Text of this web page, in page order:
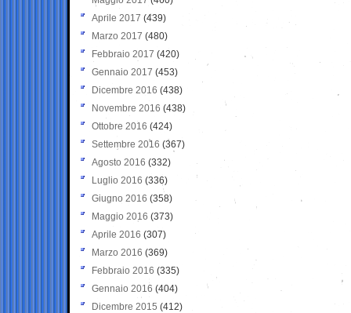
Aprile 2017 (439)
Marzo 2017 (480)
Febbraio 2017 (420)
Gennaio 2017 (453)
Dicembre 2016 (438)
Novembre 2016 (438)
Ottobre 2016 (424)
Settembre 2016 (367)
Agosto 2016 (332)
Luglio 2016 (336)
Giugno 2016 (358)
Maggio 2016 (373)
Aprile 2016 (307)
Marzo 2016 (369)
Febbraio 2016 (335)
Gennaio 2016 (404)
Dicembre 2015 (412)